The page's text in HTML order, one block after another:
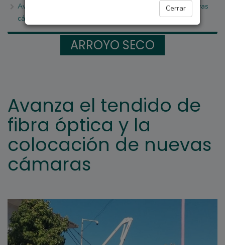
Cerrar
Avanza el tendido de fibra óptica y la colocación de nuevas
cámaras
ARROYO SECO
Avanza el tendido de
fibra óptica y la
colocación de nuevas
cámaras